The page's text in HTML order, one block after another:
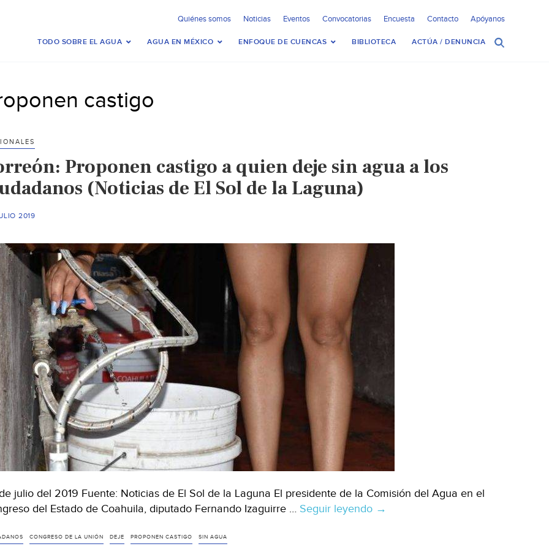
Quiénes somos Noticias Eventos Convocatorias Encuesta Contacto Apóyanos
TODO SOBRE EL AGUA AGUA EN MÉXICO ENFOQUE DE CUENCAS BIBLIOTECA ACTÚA / DENUNCIA
castigo
Proponen castigo a quien deje sin agua a los
(Noticias de El Sol de la Laguna)
2019
julio del 2019 Fuente: Noticias de El Sol de la Laguna El presidente de la Comisión del Agua en el
del Estado de Coahuila, diputado Fernando Izaguirre … Seguir leyendo Torreón:
→
CONGRESO DE LA UNIÓN DEJE PROPONEN CASTIGO SIN AGUA